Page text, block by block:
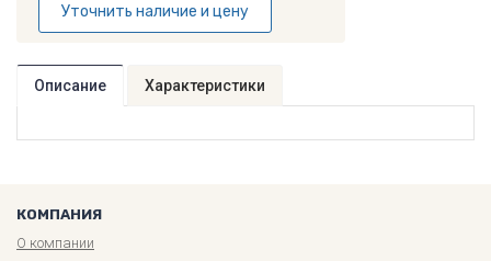
Уточнить наличие и цену
Описание Характеристики
КОМПАНИЯ
О компании